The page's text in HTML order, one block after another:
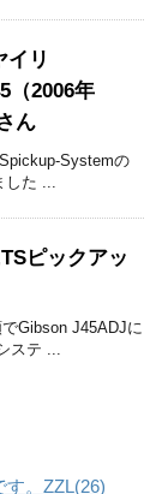
イリ
（2006年
ん
Systemの
た ...
ピックアッ
Gibson J45ADJに
ステ ...
。ZZL(26)